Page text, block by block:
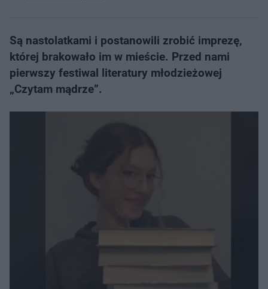
Są nastolatkami i postanowili zrobić imprezę,
której brakowało im w mieście. Przed nami
pierwszy festiwal literatury młodzieżowej
„Czytam mądrze”.